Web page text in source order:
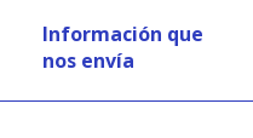
Información que
nos envía